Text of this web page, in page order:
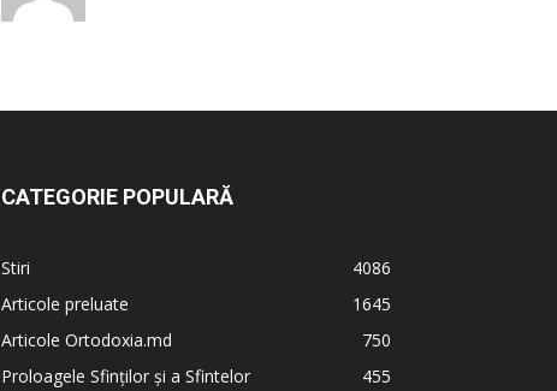
CATEGORIE POPULARĂ
Stiri
4086
Articole preluate
1645
Articole Ortodoxia.md
750
Proloagele Sfinților și a Sfintelor
455